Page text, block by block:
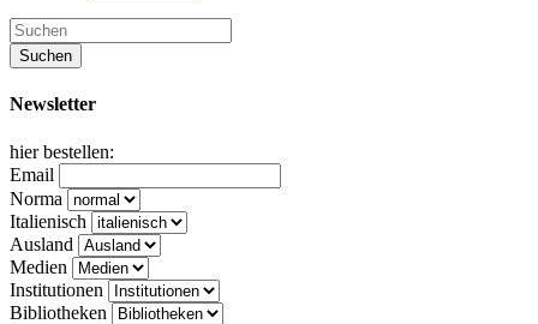
Newsletter
hier bestellen:
Email
Norma
Italienisch
Ausland
Medien
Institutionen
Bibliotheken